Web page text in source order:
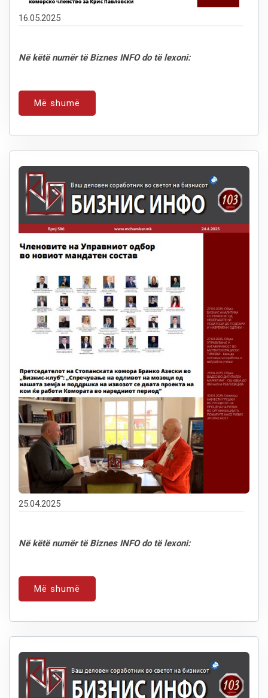
16.05.2025
Në këtë numër të Biznes INFO do të lexoni:
Më shumë
25.04.2025
Në këtë numër të Biznes INFO do të lexoni:
Më shumë